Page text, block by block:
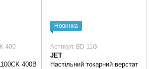
400
400В
Новинка
Артикул: BD-11G
JET
Настільний токарний верстат